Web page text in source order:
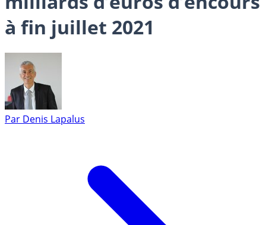
à fin juillet 2021
Par Denis Lapalus